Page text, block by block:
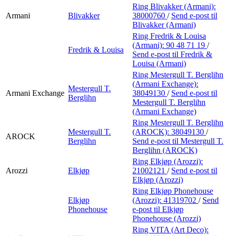
Armani Blivakker
Ring Blivakker (Armani):
38000760 / Send e-post til
Blivakker (Armani)
Fredrik & Louisa
Ring Fredrik & Louisa
(Armani): 90 48 71 19 /
Send e-post til Fredrik &
Louisa (Armani)
Armani Exchange
Mestergull T.
Berglihn
Ring Mestergull T. Berglihn
(Armani Exchange):
38049130 / Send e-post til
Mestergull T. Berglihn
(Armani Exchange)
AROCK
Mestergull T.
Berglihn
Ring Mestergull T. Berglihn
(AROCK): 38049130 /
Send e-post til Mestergull T.
Berglihn (AROCK)
Arozzi Elkjøp
Ring Elkjøp (Arozzi):
21002121 / Send e-post til
Elkjøp (Arozzi)
Elkjøp
Phonehouse
Ring Elkjøp Phonehouse
(Arozzi): 41319702 / Send
e-post til Elkjøp
Phonehouse (Arozzi)
Ring VITA (Art Deco):